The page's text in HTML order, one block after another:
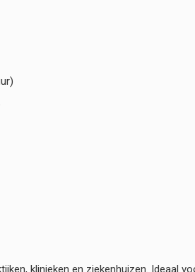
klinieken en ziekenhuizen.